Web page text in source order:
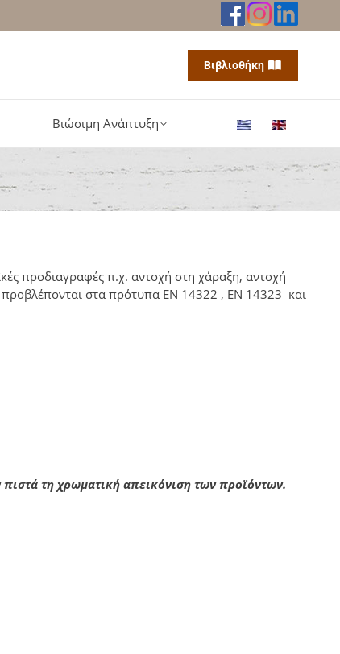
Βιβλιοθήκη
Βιώσιμη Ανάπτυξη
προδιαγραφές π.χ. αντοχή στη χάραξη, αντοχή
στα πρότυπα ΕΝ 14322 , EN 14323 και
τη χρωματική απεικόνιση των προϊόντων.